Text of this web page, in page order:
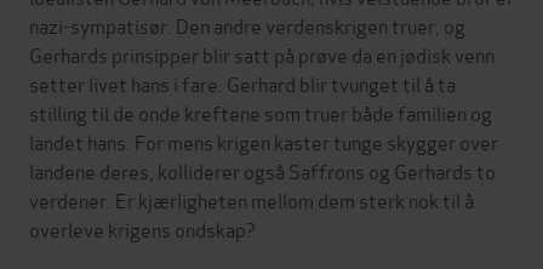
nazi-sympatisør. Den andre verdenskrigen truer, og
Gerhards prinsipper blir satt på prøve da en jødisk venn
setter livet hans i fare. Gerhard blir tvunget til å ta
stilling til de onde kreftene som truer både familien og
landet hans. For mens krigen kaster tunge skygger over
landene deres, kolliderer også Saffrons og Gerhards to
verdener. Er kjærligheten mellom dem sterk nok til å
overleve krigens ondskap?